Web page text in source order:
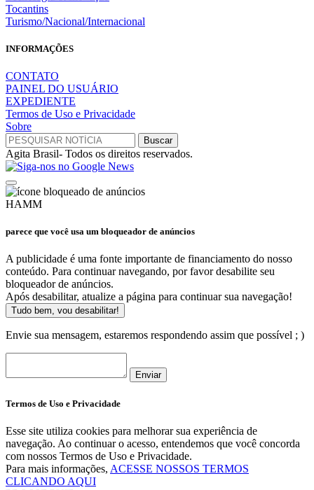
Tocantins
Turismo/Nacional/Internacional
INFORMAÇÕES
CONTATO
PAINEL DO USUÁRIO
EXPEDIENTE
Termos de Uso e Privacidade
Sobre
Agita Brasil- Todos os direitos reservados.
HAMM
parece que você usa um bloqueador de anúncios
A publicidade é uma fonte importante de financiamento do nosso
conteúdo. Para continuar navegando, por favor desabilite seu
bloqueador de anúncios.
Após desabilitar, atualize a página para continuar sua navegação!
Tudo bem, vou desabilitar!
Envie sua mensagem, estaremos respondendo assim que possível ; )
Enviar
Termos de Uso e Privacidade
Esse site utiliza cookies para melhorar sua experiência de
navegação. Ao continuar o acesso, entendemos que você concorda
com nossos Termos de Uso e Privacidade.
Para mais informações, ACESSE NOSSOS TERMOS
CLICANDO AQUI